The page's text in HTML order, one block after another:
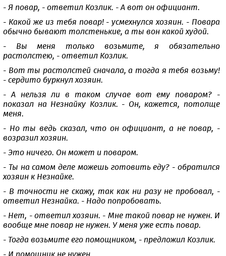
- Я повар, - ответил Козлик. - А вот он официант.
- Какой же из тебя повар! - усмехнулся хозяин. - Повара
обычно бывают толстенькие, а ты вон какой худой.
- Вы меня только возьмите, я обязательно
растолстею, - ответил Козлик.
- Вот ты растолстей сначала, а тогда я тебя возьму!
- сердито буркнул хозяин.
- А нельзя ли в таком случае вот ему поваром? -
показал на Незнайку Козлик. - Он, кажется, потолще
меня.
- Но ты ведь сказал, что он официант, а не повар, -
возразил хозяин.
- Это ничего. Он может и поваром.
- Ты на самом деле можешь готовить еду? - обратился
хозяин к Незнайке.
- В точности не скажу, так как ни разу не пробовал, -
ответил Незнайка. - Надо попробовать.
- Нет, - ответил хозяин. - Мне такой повар не нужен. И
вообще мне повар не нужен. У меня уже есть повар.
- Тогда возьмите его помощником, - предложил Козлик.